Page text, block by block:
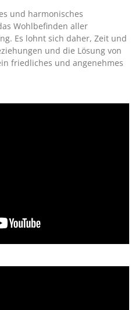
und harmonisches
Wohlbefinden aller
Es lohnt sich daher, Zeit und
und die Lösung von
friedliches und angenehmes